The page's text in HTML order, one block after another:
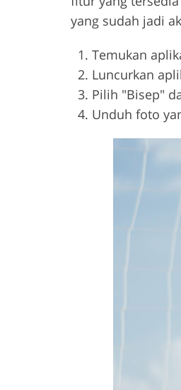
yang sudah jadi
Temukan
Luncurkan
Pilih "Bisep"
Unduh foto